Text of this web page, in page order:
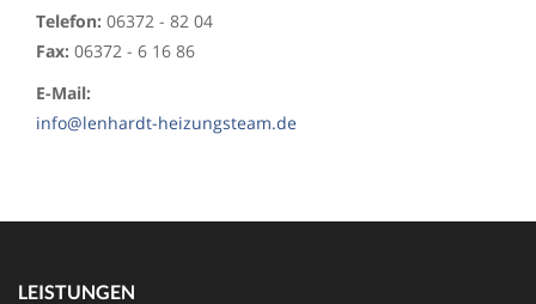
Telefon: 06372 - 82 04
Fax: 06372 - 6 16 86
E-Mail:
info@lenhardt-heizungsteam.de
LEISTUNGEN